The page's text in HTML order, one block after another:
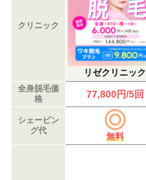
クリニック
リゼクリニック
全身脱毛価
格
77,800円/5回
シェービン
グ代
無料